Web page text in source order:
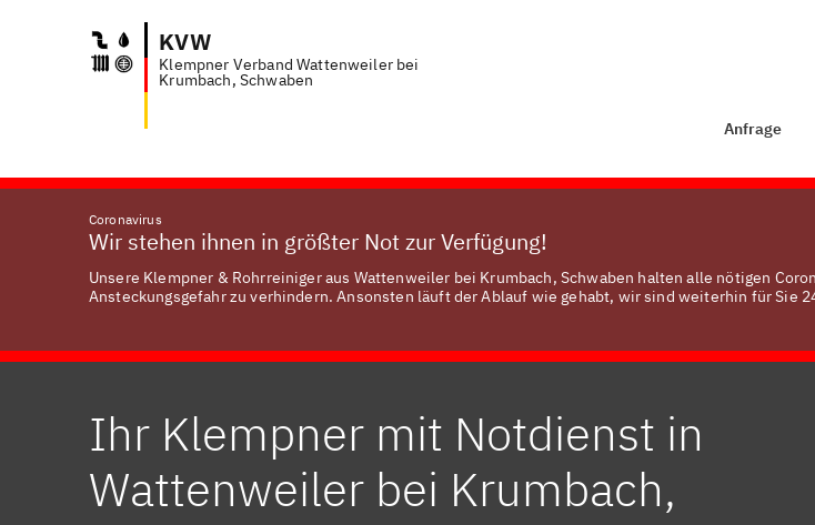
KVW
Klempner Verband Wattenweiler bei
Krumbach, Schwaben
Anfrage
Coronavirus
Wir stehen ihnen in größter Not zur Verfügung!
Unsere Klempner & Rohrreiniger aus Wattenweiler bei Krumbach, Schwaben halten alle nötigen
Ansteckungsgefahr zu verhindern. Ansonsten läuft der Ablauf wie gehabt, wir sind weiterhin für Sie
Ihr Klempner mit Notdienst in
Wattenweiler bei Krumbach,